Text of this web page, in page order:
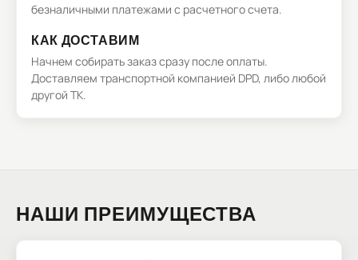
безналичными платежами с расчетного счета.
КАК ДОСТАВИМ
Начнем собирать заказ сразу после оплаты.
Доставляем транспортной компанией DPD, либо любой
другой ТК.
НАШИ ПРЕИМУЩЕСТВА